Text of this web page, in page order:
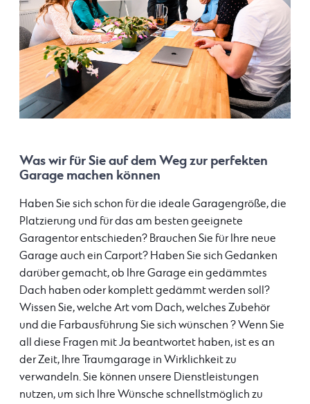
Was wir für Sie auf dem Weg zur perfekten
Garage machen können
Haben Sie sich schon für die ideale Garagengröße, die
Platzierung und für das am besten geeignete
Garagentor entschieden? Brauchen Sie für Ihre neue
Garage auch ein Carport? Haben Sie sich Gedanken
darüber gemacht, ob Ihre Garage ein gedämmtes
Dach haben oder komplett gedämmt werden soll?
Wissen Sie, welche Art vom Dach, welches Zubehör
und die Farbausführung Sie sich wünschen ? Wenn Sie
all diese Fragen mit Ja beantwortet haben, ist es an
der Zeit, Ihre Traumgarage in Wirklichkeit zu
verwandeln. Sie können unsere Dienstleistungen
nutzen, um sich Ihre Wünsche schnellstmöglich zu